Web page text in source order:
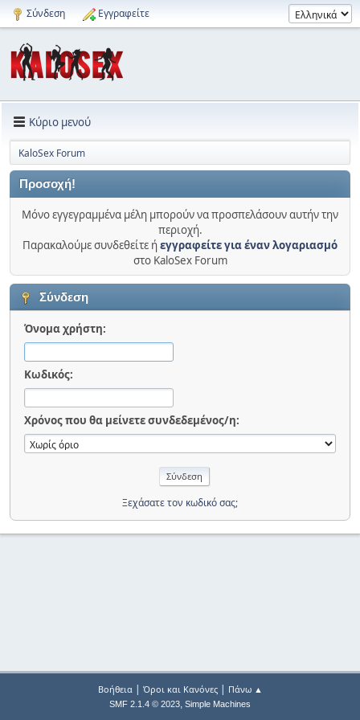
Σύνδεση Εγγραφείτε
Κύριο μενού
KaloSex Forum
Προσοχή!
Μόνο εγγεγραμμένα μέλη μπορούν να προσπελάσουν αυτήν την
περιοχή.
Παρακαλούμε συνδεθείτε ήεγγραφείτε για έναν λογαριασμό
στο KaloSex Forum
Σύνδεση
Όνομα χρήστη:
Κωδικός:
Χρόνος που θα μείνετε συνδεδεμένος/η:
Ξεχάσατε τον κωδικό σας;
Βοήθεια| Όροι και Κανόνες| Πάνω ▲
SMF 2.1.4 © 2023, Simple Machines